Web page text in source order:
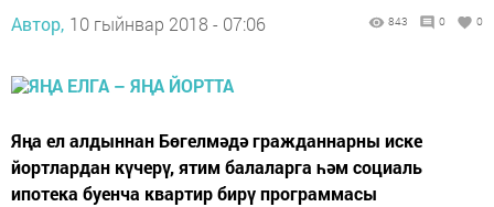
Автор, 10 гыйнвар 2018 - 07:06 843 0 0
Яңа ел алдыннан Бөгелмәдә гражданнарны иске
йортлардан күчерү, ятим балаларга һәм социаль
ипотека буенча квартир бирү программасы